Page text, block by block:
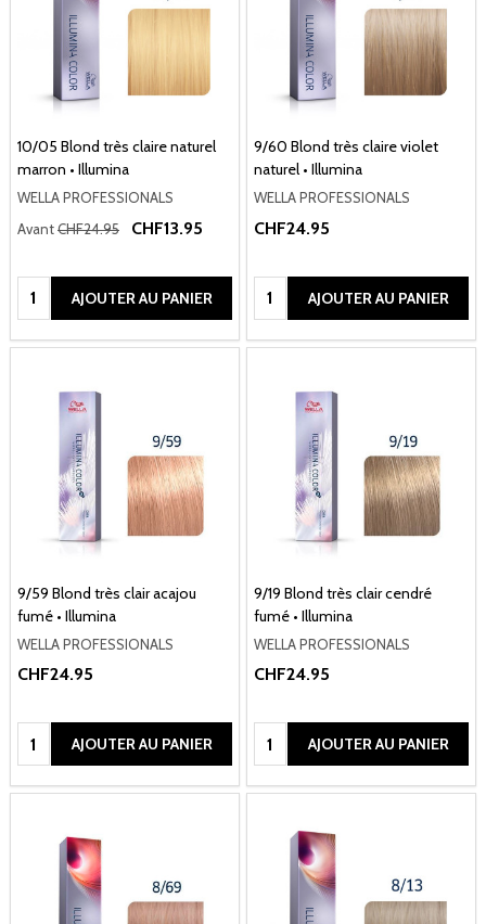
10/05 Blond très claire naturel
marron • Illumina
WELLA PROFESSIONALS
AvantCHF24.95 CHF13.95
Quantité:AJOUTER AU PANIER
9/60 Blond très claire violet
naturel • Illumina
WELLA PROFESSIONALS
CHF24.95
Quantité:AJOUTER AU PANIER
9/59 Blond très clair acajou
fumé • Illumina
WELLA PROFESSIONALS
CHF24.95
Quantité:AJOUTER AU PANIER
9/19 Blond très clair cendré
fumé • Illumina
WELLA PROFESSIONALS
CHF24.95
Quantité:AJOUTER AU PANIER